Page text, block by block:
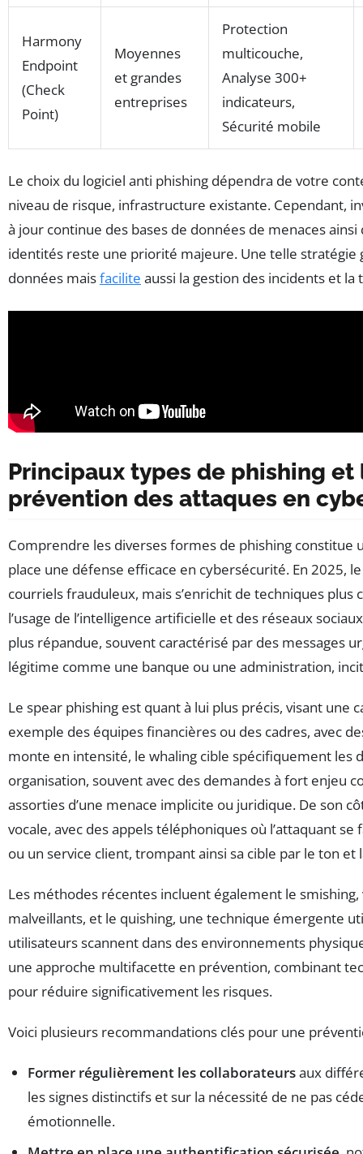
Harmony
Endpoint
(Check
Point)
Moyennes
et grandes
entreprises
Protection
multicouche,
Analyse 300+
indicateurs,
Sécurité mobile
Le choix du logiciel anti phishing dépendra de votre
niveau de risque, infrastructure existante. Cependant,
à jour continue des bases de données de menaces
identités reste une priorité majeure. Une telle
données maisfacilite aussi la gestion des incidents et
Principaux types de phishing
prévention des attaques en
Comprendre les diverses formes de phishing
place une défense efficace en cybersécurité. En 2025,
courriels frauduleux, mais s’enrichit de techniques
l’usage de l’intelligence artificielle et des réseaux
plus répandue, souvent caractérisé par des messages
légitime comme une banque ou une administration,
Le spear phishing est quant à lui plus précis, visant une
exemple des équipes financières ou des cadres, avec
monte en intensité, le whaling cible spécifiquement les
organisation, souvent avec des demandes à fort enjeu
assorties d’une menace implicite ou juridique. De son
vocale, avec des appels téléphoniques où l’attaquant
ou un service client, trompant ainsi sa cible par le ton et
Les méthodes récentes incluent également le smishing,
malveillants, et le quishing, une technique émergente
utilisateurs scannent dans des environnements
une approche multifacette en prévention, combinant
pour réduire significativement les risques.
Voici plusieurs recommandations clés pour une
Former régulièrement les collaborateursaux
les signes distinctifs et sur la nécessité de ne pas
émotionnelle.